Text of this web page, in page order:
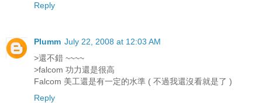
Reply
Plumm July 22, 2008 at 12:03 AM
>還不錯 ~~~~
>falcom 功力還是很高
Falcom 美工還是有一定的水準 ( 不過我還沒看就是了 )
Reply